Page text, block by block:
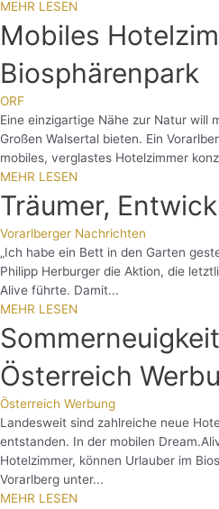
MEHR LESEN
Mobiles
Biosphärenpark
ORF
Eine einzigartige Nähe zur Natur will
Großen Walsertal bieten. Ein
mobiles, verglastes Hotelzimmer
MEHR LESEN
Träumer,
Vorarlberger Nachrichten
„Ich habe ein Bett in den Garten
Philipp Herburger die Aktion, die
Alive führte. Damit...
MEHR LESEN
Österreich
Österreich Werbung
Landesweit sind zahlreiche neue
entstanden. In der mobilen
Hotelzimmer, können Urlauber im
Vorarlberg unter...
MEHR LESEN